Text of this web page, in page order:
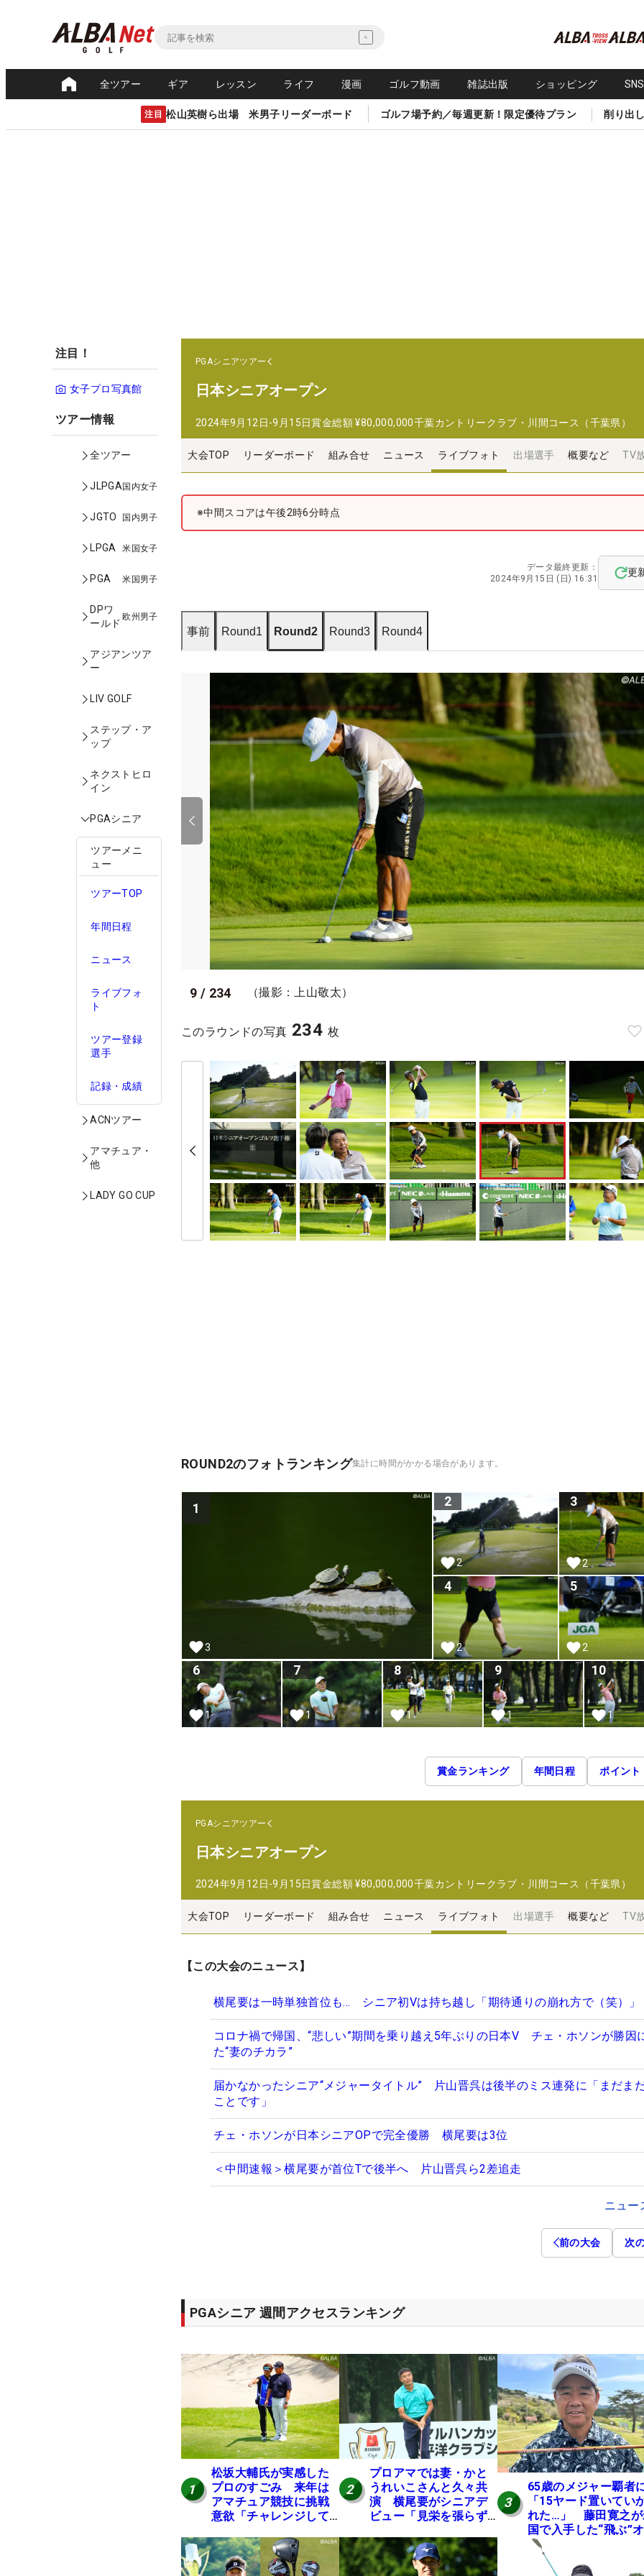
全ツアー ギア レッスン ライフ 漫画 ゴルフ動画 雑誌出版 ショッピング
注目 松山英樹ら出場 米男子リーダーボード ゴルフ場予約／毎週更新！限定優待プラン 削り出
注目！
女子プロ写真館
ツアー情報
全ツアー
JLPGA国内女子
JGTO 国内男子
LPGA 米国女子
PGA 米国男子
DPワ
ールド
欧州男子
アジアンツア
ー
LIV GOLF
ステップ・ア
ップ
ネクストヒロ
イン
PGAシニア
ツアーメニ
ュー
ツアーTOP
年間日程
ニュース
ライブフォ
ト
ツアー登録
選手
記録・成績
ACNツアー
アマチュア・
他
LADY GO CUP
PGAシニアツアー
日本シニアオープン
2024年9月12日-9月15日賞金総額 ¥80,000,000千葉カントリークラブ・川間コース（千葉県）
大会TOP リーダーボード 組み合せ ニュース ライブフォト 出場選手 概要など TV
※中間スコアは午後2時6分時点
データ最終更新：
2024年9月15日 (日) 16:31
更
事前 Round1 Round2 Round3 Round4
9 / 234 （撮影：上山敬太）
このラウンドの写真 234 枚
ROUND2のフォトランキング集計に時間がかかる場合があります。
1
3
2
2
3
2
4
2
5
2
6
1
7
1
8
1
9
1
10
1
賞金ランキング 年間日程 ポイント
PGAシニアツアー
日本シニアオープン
2024年9月12日-9月15日賞金総額 ¥80,000,000千葉カントリークラブ・川間コース（千葉県）
大会TOP リーダーボード 組み合せ ニュース ライブフォト 出場選手 概要など TV
【この大会のニュース】
横尾要は一時単独首位も… シニア初Vは持ち越し「期待通りの崩れ方で（笑）」
コロナ禍で帰国、“悲しい”期間を乗り越え5年ぶりの日本V チェ・ホソンが勝因
た“妻のチカラ”
届かなかったシニア“メジャータイトル” 片山晋呉は後半のミス連発に「まだま
ことです」
チェ・ホソンが日本シニアOPで完全優勝 横尾要は3位
＜中間速報＞横尾要が首位Tで後半へ 片山晋呉ら2差追走
ニュー
前の大会 次
PGAシニア 週間アクセスランキング
1
松坂大輔氏が実感した
プロのすごみ 来年は
アマチュア競技に挑戦
意欲「チャレンジして
2
プロアマでは妻・かと
うれいこさんと久々共
演 横尾要がシニアデ
ビュー「見栄を張らず
3
65歳のメジャー覇者
「15ヤード置いてい
れた…」 藤田寛之が
国で入手した“飛ぶ”オ
レンジシャフトは米
ニア使用率2位